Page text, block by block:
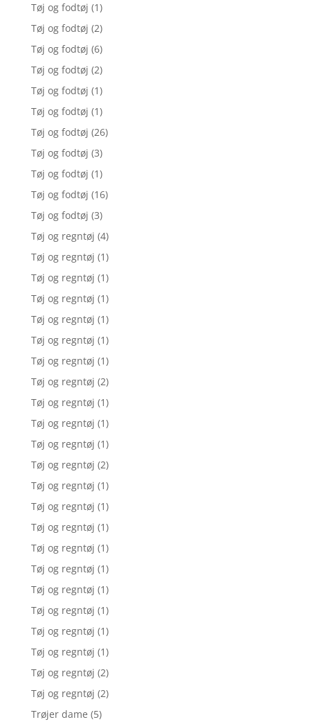
Tøj og fodtøj (1)
Tøj og fodtøj (2)
Tøj og fodtøj (6)
Tøj og fodtøj (2)
Tøj og fodtøj (1)
Tøj og fodtøj (1)
Tøj og fodtøj (26)
Tøj og fodtøj (3)
Tøj og fodtøj (1)
Tøj og fodtøj (16)
Tøj og fodtøj (3)
Tøj og regntøj (4)
Tøj og regntøj (1)
Tøj og regntøj (1)
Tøj og regntøj (1)
Tøj og regntøj (1)
Tøj og regntøj (1)
Tøj og regntøj (1)
Tøj og regntøj (2)
Tøj og regntøj (1)
Tøj og regntøj (1)
Tøj og regntøj (1)
Tøj og regntøj (2)
Tøj og regntøj (1)
Tøj og regntøj (1)
Tøj og regntøj (1)
Tøj og regntøj (1)
Tøj og regntøj (1)
Tøj og regntøj (1)
Tøj og regntøj (1)
Tøj og regntøj (1)
Tøj og regntøj (1)
Tøj og regntøj (2)
Tøj og regntøj (2)
Trøjer dame (5)